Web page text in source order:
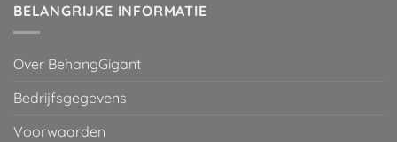
BELANGRIJKE INFORMATIE
Over BehangGigant
Bedrijfsgegevens
Voorwaarden